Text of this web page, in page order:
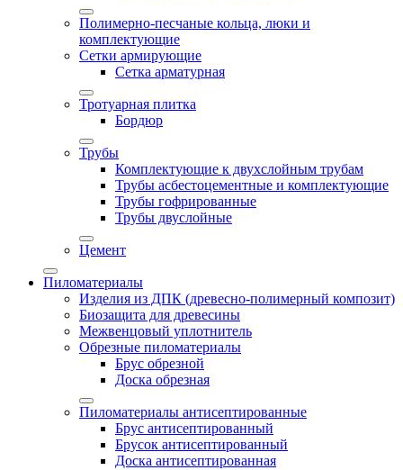
Полимерно-песчаные кольца, люки и
комплектующие
Сетки армирующие
Сетка арматурная
Тротуарная плитка
Бордюр
Трубы
Комплектующие к двухслойным трубам
Трубы асбестоцементные и комплектующие
Трубы гофрированные
Трубы двуслойные
Цемент
Пиломатериалы
Изделия из ДПК (древесно-полимерный композит)
Биозащита для древесины
Межвенцовый уплотнитель
Обрезные пиломатериалы
Брус обрезной
Доска обрезная
Пиломатериалы антисептированные
Брус антисептированный
Брусок антисептированный
Доска антисептированная